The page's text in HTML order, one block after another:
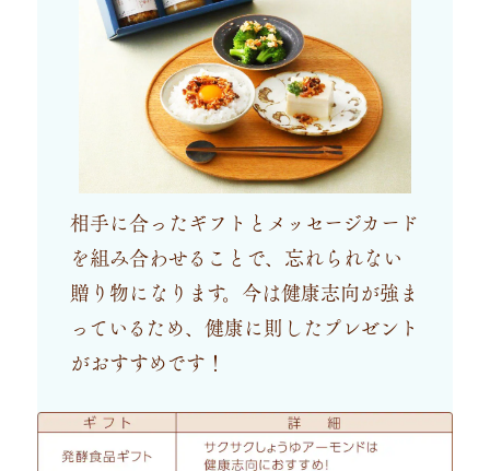
相手に合ったギフトとメッセージカード
を組み合わせることで、忘れられない
贈り物になります。今は健康志向が強ま
っているため、健康に則したプレゼント
がおすすめです！